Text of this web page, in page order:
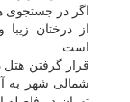
اگر در جستجوی
از درختان
است.
قرار گرفتن
شمالی شهر به